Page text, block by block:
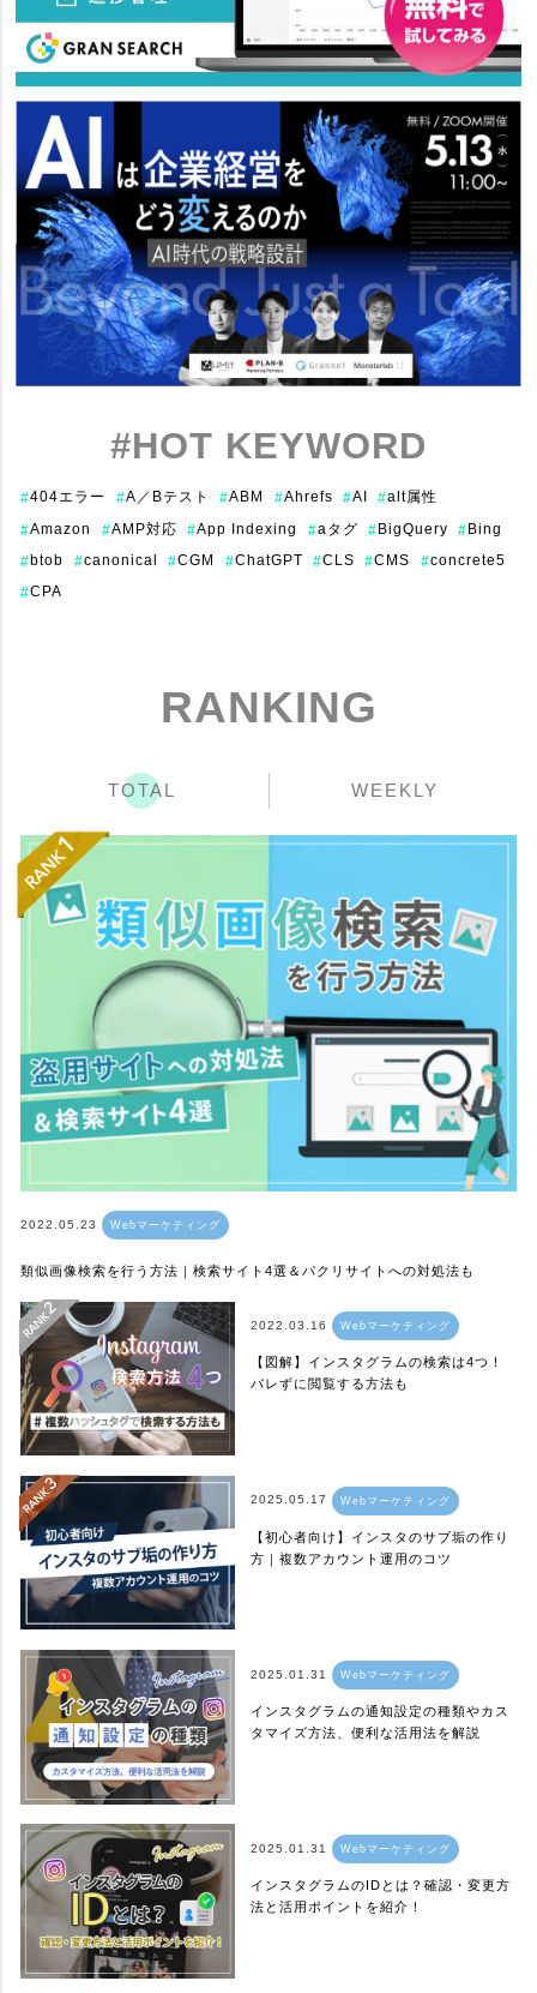
#HOT KEYWORD
#404エラー #A／Bテスト #ABM #Ahrefs #AI #alt属性
#Amazon #AMP対応 #App Indexing #aタグ #BigQuery #Bing
#btob #canonical #CGM #ChatGPT #CLS #CMS #concrete5
#CPA
RANKING
TOTAL WEEKLY
2022.05.23 Webマーケティング
類似画像検索を行う方法｜検索サイト4選＆パクリサイトへの対処法も
2022.03.16 Webマーケティング
【図解】インスタグラムの検索は4つ！
バレずに閲覧する方法も
2025.05.17 Webマーケティング
【初心者向け】インスタのサブ垢の作り
方｜複数アカウント運用のコツ
2025.01.31 Webマーケティング
インスタグラムの通知設定の種類やカス
タマイズ方法、便利な活用法を解説
2025.01.31 Webマーケティング
インスタグラムのIDとは？確認・変更方
法と活用ポイントを紹介！